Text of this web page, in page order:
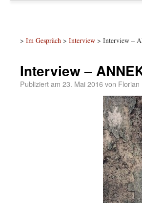
> Im Gespräch > Interview > Interview –
Interview –
Publiziert am 23. Mai 2016von Florian